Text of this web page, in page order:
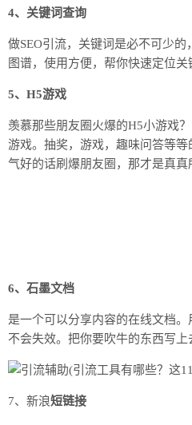
4、关键词查询
做SEO引流，关键词是必不可少
图谱，使用方便，帮你快速定位关
5、H5游戏
羡慕那些朋友圈火爆的H5小游戏
游戏。抽奖，游戏，趣味问答等
气好的话刷爆朋友圈，那才是真真
6、石墨文档
是一个可以分享内容的在线文档
不会失效。把你要吹牛的东西写上
7、新浪短链接